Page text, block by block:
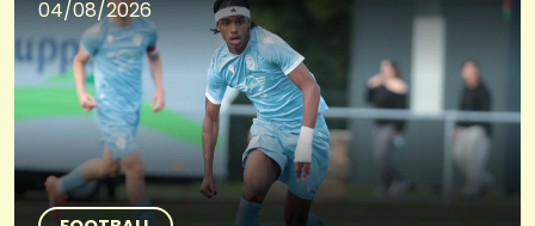
04/08/2026